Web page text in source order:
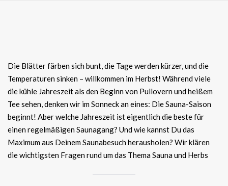
Die Blätter färben sich bunt, die Tage werden kürzer, und die
Temperaturen sinken – willkommen im Herbst! Während viele
die kühle Jahreszeit als den Beginn von Pullovern und heißem
Tee sehen, denken wir im Sonneck an eines: Die Sauna-Saison
beginnt! Aber welche Jahreszeit ist eigentlich die beste für
einen regelmäßigen Saunagang? Und wie kannst Du das
Maximum aus Deinem Saunabesuch herausholen? Wir klären
die wichtigsten Fragen rund um das Thema Sauna und Herbs